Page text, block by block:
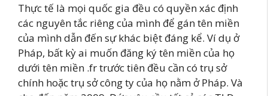
Thực tế là mọi quốc gia đều có quyền xác định
các nguyên tắc riêng của mình để gán tên miền
của mình dẫn đến sự khác biệt đáng kể. Ví dụ ở
Pháp, bất kỳ ai muốn đăng ký tên miền của họ
dưới tên miền .fr trước tiên đều cần có trụ sở
chính hoặc trụ sở công ty của họ nằm ở Pháp. Và